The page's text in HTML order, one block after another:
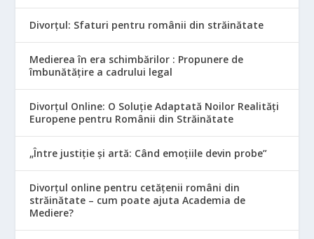
Divorțul: Sfaturi pentru românii din străinătate
Medierea în era schimbărilor : Propunere de
îmbunătățire a cadrului legal
Divorțul Online: O Soluție Adaptată Noilor Realități
Europene pentru Românii din Străinătate
„Între justiție și artă: Când emoțiile devin probe”
Divorțul online pentru cetățenii români din
străinătate – cum poate ajuta Academia de
Mediere?